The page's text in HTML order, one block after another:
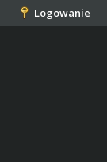
Logowanie